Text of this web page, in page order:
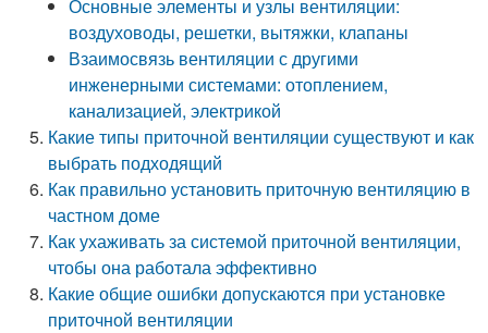
Основные элементы и узлы вентиляции:
воздуховоды, решетки, вытяжки, клапаны
Взаимосвязь вентиляции с другими
инженерными системами: отоплением,
канализацией, электрикой
Какие типы приточной вентиляции существуют и как
выбрать подходящий
Как правильно установить приточную вентиляцию в
частном доме
Как ухаживать за системой приточной вентиляции,
чтобы она работала эффективно
Какие общие ошибки допускаются при установке
приточной вентиляции